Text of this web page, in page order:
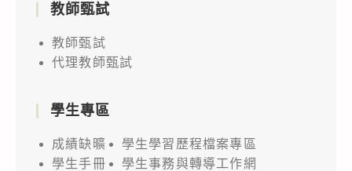
教師甄試
教師甄試
代理教師甄試
學生專區
成績缺曠
學生學習歷程檔案專區
學生手冊
學生事務與轉導工作網